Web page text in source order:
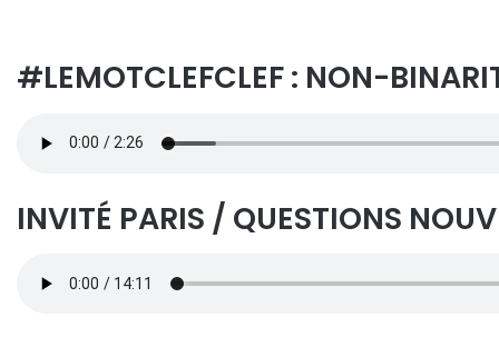
#LEMOTCLEFCLEF : NON-
INVITÉ PARIS / QUESTIONS